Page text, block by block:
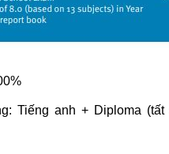
Tiếng anh + Diploma